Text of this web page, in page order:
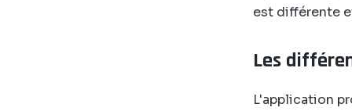
est différente
Les
L'application